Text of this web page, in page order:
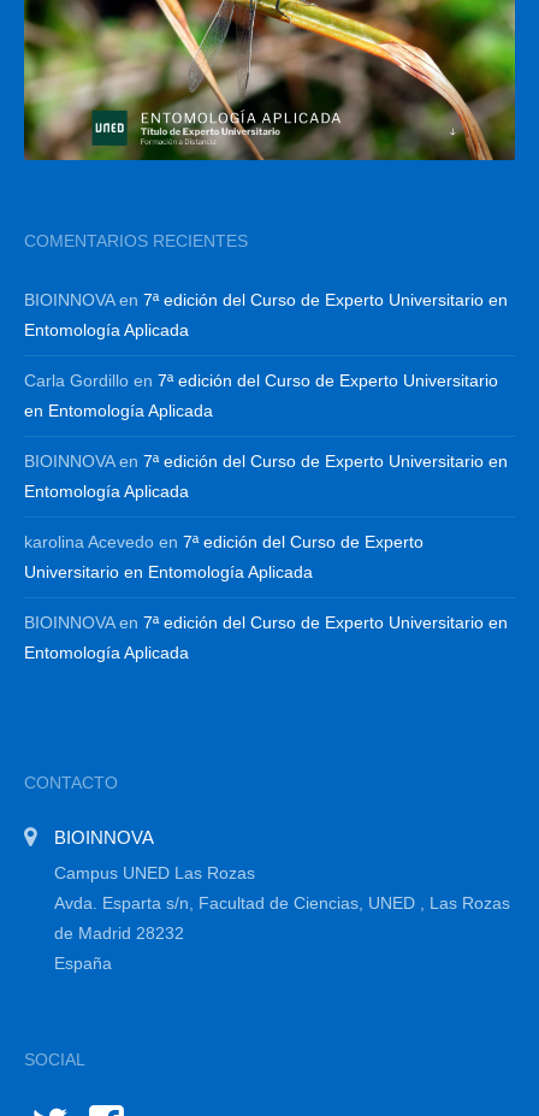
COMENTARIOS RECIENTES
BIOINNOVAen 7ª edición del Curso de Experto Universitario en
Entomología Aplicada
Carla Gordillo en 7ª edición del Curso de Experto Universitario
en Entomología Aplicada
BIOINNOVAen 7ª edición del Curso de Experto Universitario en
Entomología Aplicada
karolina Acevedo en 7ª edición del Curso de Experto
Universitario en Entomología Aplicada
BIOINNOVAen 7ª edición del Curso de Experto Universitario en
Entomología Aplicada
CONTACTO
BIOINNOVA
Campus UNED Las Rozas
Avda. Esparta s/n, Facultad de Ciencias, UNED , Las Rozas
de Madrid 28232
España
SOCIAL